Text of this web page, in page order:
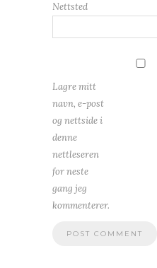
Nettsted
Lagre mitt
navn, e-post
og nettside i
denne
nettleseren
for neste
gang jeg
kommenterer.